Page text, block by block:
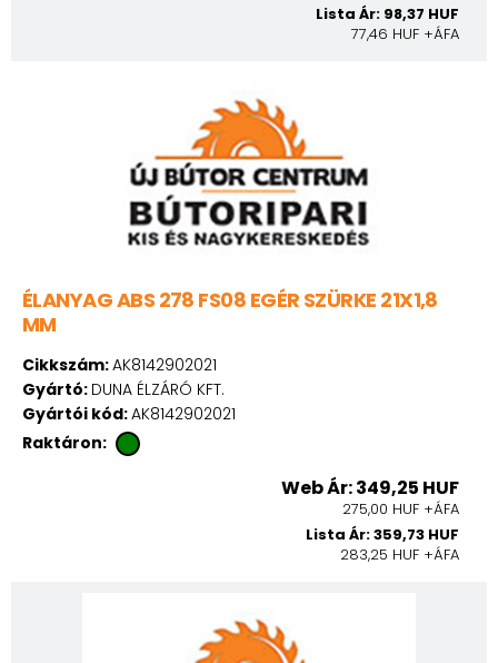
Lista Ár: 98,37 HUF
77,46 HUF +ÁFA
ÉLANYAG ABS 278 FS08 EGÉR SZÜRKE 21X1,8
MM
Cikkszám:AK8142902021
Gyártó: DUNA ÉLZÁRÓ KFT.
Gyártói kód:AK8142902021
Raktáron:
Web Ár: 349,25 HUF
275,00 HUF +ÁFA
Lista Ár: 359,73 HUF
283,25 HUF +ÁFA